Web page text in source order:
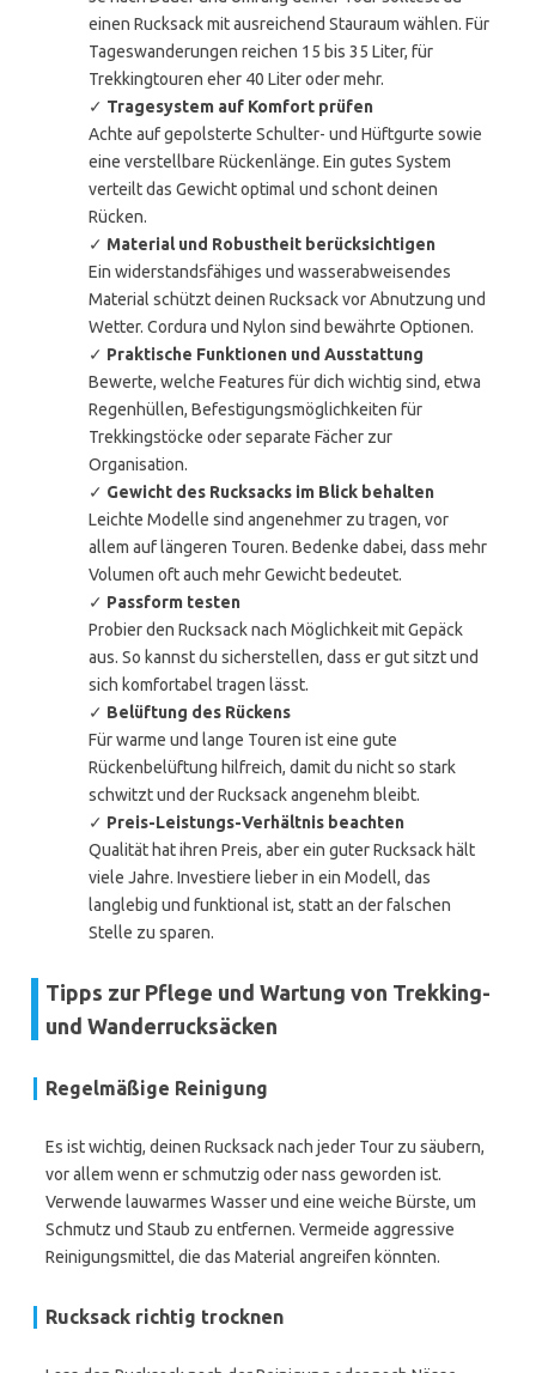
einen Rucksack mit ausreichend Stauraum wählen. Für
Tageswanderungen reichen 15 bis 35 Liter, für
Trekkingtouren eher 40 Liter oder mehr.
✓ Tragesystem auf Komfort prüfen
Achte auf gepolsterte Schulter- und Hüftgurte sowie
eine verstellbare Rückenlänge. Ein gutes System
verteilt das Gewicht optimal und schont deinen
Rücken.
✓ Material und Robustheit berücksichtigen
Ein widerstandsfähiges und wasserabweisendes
Material schützt deinen Rucksack vor Abnutzung und
Wetter. Cordura und Nylon sind bewährte Optionen.
✓ Praktische Funktionen und Ausstattung
Bewerte, welche Features für dich wichtig sind, etwa
Regenhüllen, Befestigungsmöglichkeiten für
Trekkingstöcke oder separate Fächer zur
Organisation.
✓ Gewicht des Rucksacks im Blick behalten
Leichte Modelle sind angenehmer zu tragen, vor
allem auf längeren Touren. Bedenke dabei, dass mehr
Volumen oft auch mehr Gewicht bedeutet.
✓ Passform testen
Probier den Rucksack nach Möglichkeit mit Gepäck
aus. So kannst du sicherstellen, dass er gut sitzt und
sich komfortabel tragen lässt.
✓ Belüftung des Rückens
Für warme und lange Touren ist eine gute
Rückenbelüftung hilfreich, damit du nicht so stark
schwitzt und der Rucksack angenehm bleibt.
✓ Preis-Leistungs-Verhältnis beachten
Qualität hat ihren Preis, aber ein guter Rucksack hält
viele Jahre. Investiere lieber in ein Modell, das
langlebig und funktional ist, statt an der falschen
Stelle zu sparen.
Tipps zur Pflege und Wartung von Trekking-
und Wanderrucksäcken
Regelmäßige Reinigung
Es ist wichtig, deinen Rucksack nach jeder Tour zu säubern,
vor allem wenn er schmutzig oder nass geworden ist.
Verwende lauwarmes Wasser und eine weiche Bürste, um
Schmutz und Staub zu entfernen. Vermeide aggressive
Reinigungsmittel, die das Material angreifen könnten.
Rucksack richtig trocknen